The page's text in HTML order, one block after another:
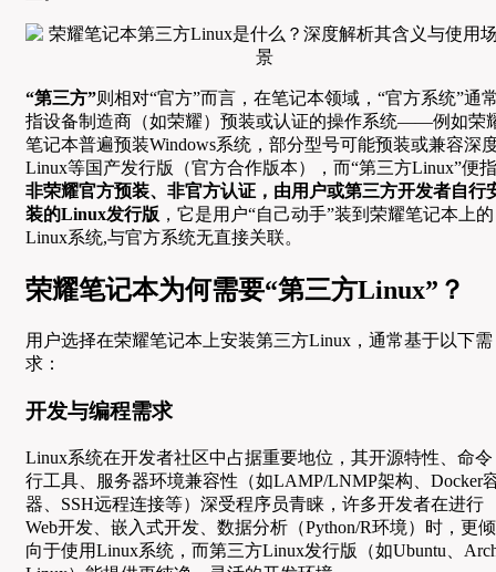
“第三方”则相对“官方”而言，在笔记本领域，“官方系统”通
指设备制造商（如荣耀）预装或认证的操作系统——例如荣
笔记本普遍预装Windows系统，部分型号可能预装或兼容深
Linux等国产发行版（官方合作版本），而“第三方Linux”便指
非荣耀官方预装、非官方认证，由用户或第三方开发者自行
装的Linux发行版 ，它是用户“自己动手”装到荣耀笔记本上的
Linux系统,与官方系统无直接关联。
荣耀笔记本为何需要“第三方Linux”？
用户选择在荣耀笔记本上安装第三方Linux，通常基于以下需
求：
开发与编程需求
Linux系统在开发者社区中占据重要地位，其开源特性、命令
行工具、服务器环境兼容性（如LAMP/LNMP架构、Docker
器、SSH远程连接等）深受程序员青睐，许多开发者在进行
Web开发、嵌入式开发、数据分析（Python/R环境）时，更倾
向于使用Linux系统，而第三方Linux发行版（如Ubuntu、